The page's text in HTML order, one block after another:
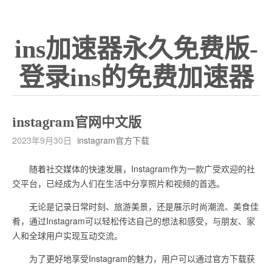
ins加速器永久免费版-
登录ins的免费加速器
instagram官网中文版
2023年9月30日 instagram官方下载
随着社交媒体的快速发展，Instagram作为一款广受欢迎的社
交平台，已经成为人们在生活中分享照片和视频的首选。
无论是记录日常时刻、旅游美景，还是展示时尚潮流、美食佳
肴，通过Instagram可以轻松传达自己的想法和感受，与朋友、家
人和全球用户实现互动交流。
为了更好地享受Instagram的魅力，用户可以通过官方下载获